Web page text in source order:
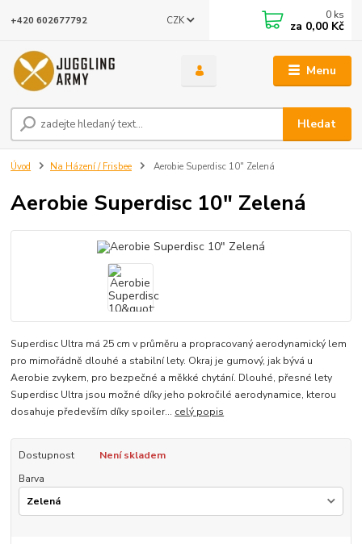
Menu
CZK
Hledat
+420 602677792 0 ks
za 0,00 Kč
Úvod Na Házení / Frisbee Aerobie Superdisc 10" Zelená
Aerobie Superdisc 10" Zelená
Superdisc Ultra má 25 cm v průměru a propracovaný aerodynamický lem
pro mimořádně dlouhé a stabilní lety. Okraj je gumový, jak bývá u
Aerobie zvykem, pro bezpečné a měkké chytání. Dlouhé, přesné lety
Superdisc Ultra jsou možné díky jeho pokročilé aerodynamice, kterou
dosahuje především díky spoiler... celý popis
Dostupnost
Není skladem
Barva